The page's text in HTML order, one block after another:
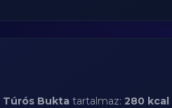
Túrós Bukta tartalmaz: 280 kcal